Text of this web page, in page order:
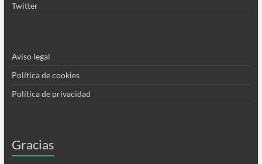
Twitter
Aviso legal
Política de cookies
Política de privacidad
Gracias